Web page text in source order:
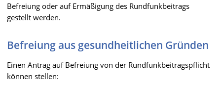
Befreiung oder auf Ermäßigung des Rundfunkbeitrags
gestellt werden.
Befreiung aus gesundheitlichen Gründen
Einen Antrag auf Befreiung von der Rundfunkbeitragspflicht
können stellen: